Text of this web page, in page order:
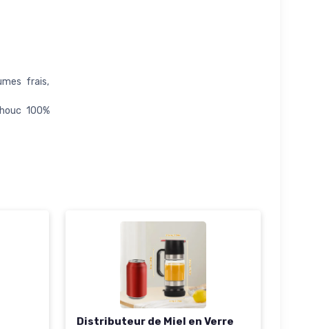
frais,
100%
Distributeur de Miel en Verre